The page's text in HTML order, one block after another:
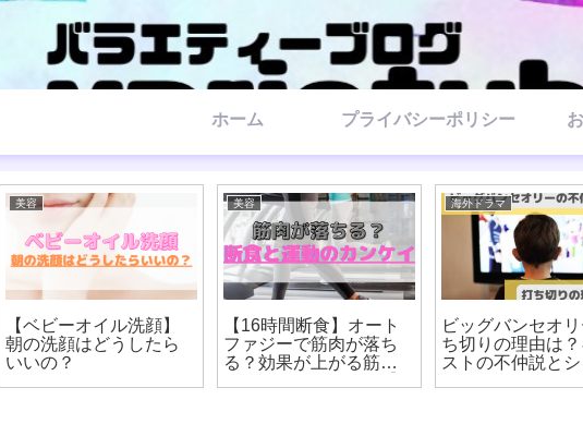
ホーム プライバシーポリシー
美容
【16時間断食】豆乳は
OK？オートファジーの
時飲んで良い飲み物
美容
【16時間断食】デメリ
ットは？オートファジ
ーダイエットに向いて
美容
【16時間断食】
インはいつ飲んで
の？飲むタイミン